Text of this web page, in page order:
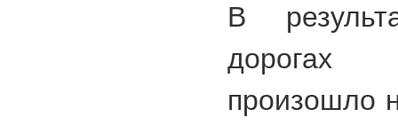
В
дорогах
произошло